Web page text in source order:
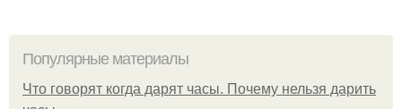
Популярные материалы
Что говорят когда дарят часы. Почему нельзя дарить